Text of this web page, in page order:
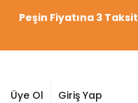
Peşin Fiyatına 3
Üye Ol Giriş Yap